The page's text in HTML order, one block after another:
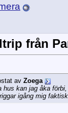
från Parga
från
av Zoega
hus kan jag åka
igång mig